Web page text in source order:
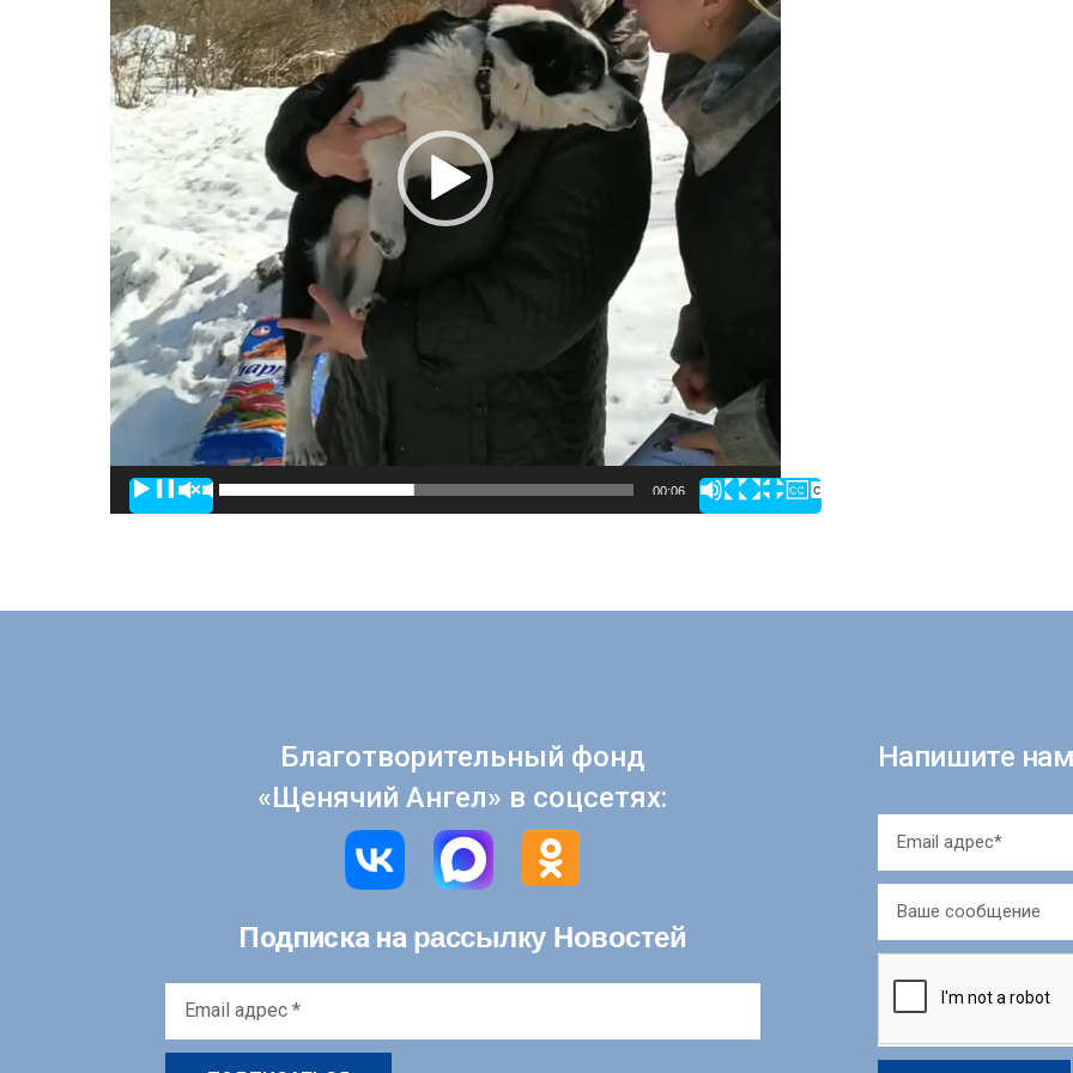
00:00 00:06
Благотворительный фонд
«Щенячий Ангел» в соцсетях:
Подписка на рассылку Новостей
Email
адрес
*
Напишите